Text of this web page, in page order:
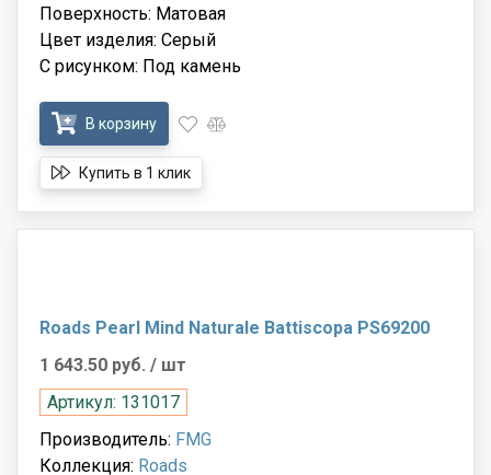
Поверхность: Матовая
Цвет изделия: Серый
С рисунком: Под камень
В корзину
Купить в 1 клик
Roads Pearl Mind Naturale Battiscopa PS69200
1 643.50 руб. / шт
Артикул: 131017
Производитель: FMG
Коллекция: Roads